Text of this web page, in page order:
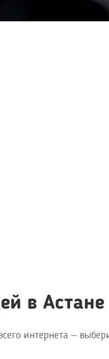
в Астане
интернета –